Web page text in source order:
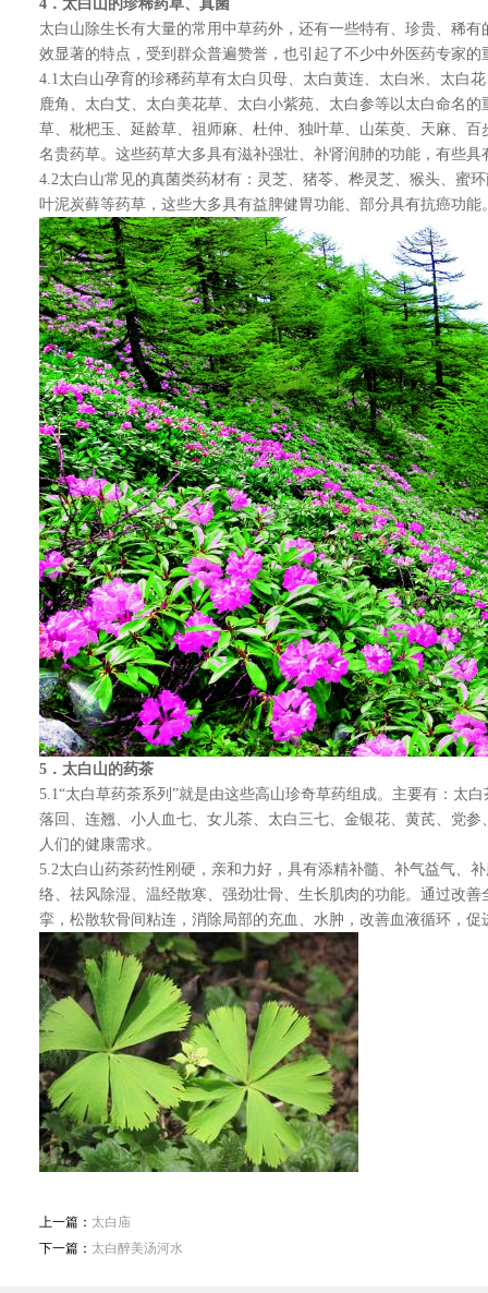
4 ．太白山的珍稀药草、真菌
太白山除生长有大量的常用中草药外，还有一些特有、珍贵、稀
效显著的特点，受到群众普遍赞誉，也引起了不少中外医药专家的
4.1太白山孕育的珍稀药草有太白贝母、太白黄连、太白米、太白
鹿角、太白艾、太白美花草、太白小紫苑、太白参等以太白命名
草、枇杷玉、延龄草、祖师麻、杜仲、独叶草、山茱萸、天麻、
名贵药草。这些药草大多具有滋补强壮、补肾润肺的功能，有些
4.2太白山常见的真菌类药材有：灵芝、猪苓、桦灵芝、猴头、蜜
叶泥炭藓等药草，这些大多具有益脾健胃功能、部分具有抗癌功能
5 ．太白山的药茶
5.1“太白草药茶系列”就是由这些高山珍奇草药组成。主要有：太
落回、连翘、小人血七、女儿茶、太白三七、金银花、黄芪、党
人们的健康需求。
5.2太白山药茶药性刚硬，亲和力好，具有添精补髓、补气益气、
络、祛风除湿、温经散寒、强劲壮骨、生长肌肉的功能。通过改
挛，松散软骨间粘连，消除局部的充血、水肿，改善血液循环，
上一篇： 太白庙
下一篇： 太白醉美汤河水